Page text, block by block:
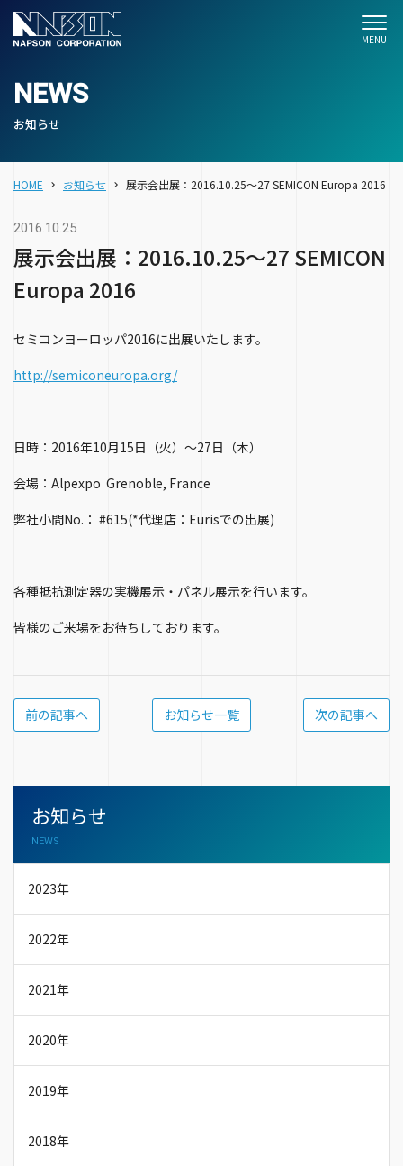
NEWS
お知らせ
HOME お知らせ 展示会出展：2016.10.25～27 SEMICON Europa 2016
2016.10.25
展示会出展：2016.10.25～27 SEMICON
Europa 2016
セミコンヨーロッパ2016に出展いたします。
http://semiconeuropa.org/
日時：2016年10月15日（火）～27日（木）
会場：Alpexpo Grenoble, France
弊社小間No.： #615(*代理店：Eurisでの出展)
各種抵抗測定器の実機展示・パネル展示を行います。
皆様のご来場をお待ちしております。
前の記事へ お知らせ一覧 次の記事へ
お知らせ
NEWS
2023年
2022年
2021年
2020年
2019年
2018年